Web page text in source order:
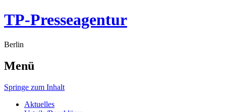
TP-Presseagentur
Berlin
Menü
Springe zum Inhalt
Aktuelles